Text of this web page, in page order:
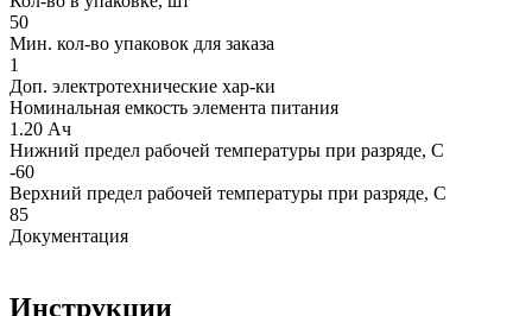
50
Мин. кол-во упаковок для заказа
1
Доп. электротехнические хар-ки
Номинальная емкость элемента питания
1.20 Ач
Нижний предел рабочей температуры при разряде, С
-60
Верхний предел рабочей температуры при разряде, С
85
Документация
Инструкции